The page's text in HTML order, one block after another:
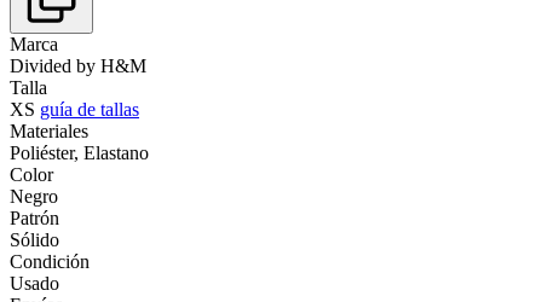
Marca
Divided by H&M
Talla
XS guía de tallas
Materiales
Poliéster, Elastano
Color
Negro
Patrón
Sólido
Condición
Usado